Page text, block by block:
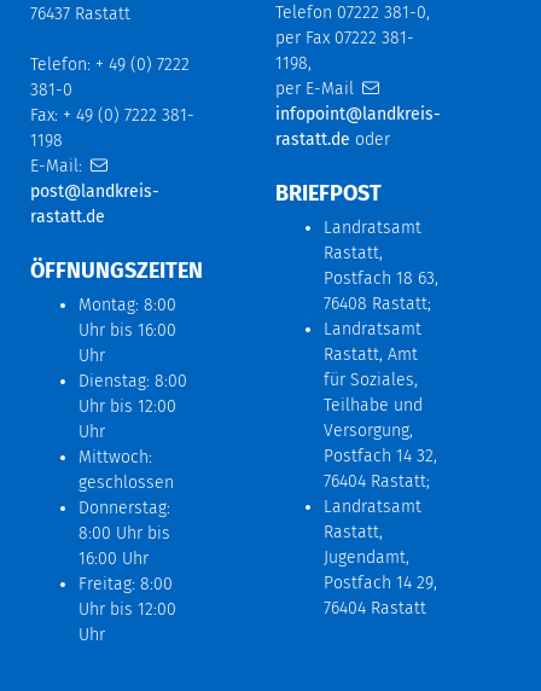
76437 Rastatt
Telefon: + 49 (0) 7222
381-0
Fax: + 49 (0) 7222 381-
1198
E-Mail:
post@landkreis-
rastatt.de
ÖFFNUNGSZEITEN
Montag: 8:00
Uhr bis 16:00
Uhr
Dienstag: 8:00
Uhr bis 12:00
Uhr
Mittwoch:
geschlossen
Donnerstag:
8:00 Uhr bis
16:00 Uhr
Freitag: 8:00
Uhr bis 12:00
Uhr
Telefon 07222 381-0,
per Fax 07222 381-
1198,
per E-Mail
infopoint@landkreis-
rastatt.de oder
BRIEFPOST
Landratsamt
Rastatt,
Postfach 18 63,
76408 Rastatt;
Landratsamt
Rastatt, Amt
für Soziales,
Teilhabe und
Versorgung,
Postfach 14 32,
76404 Rastatt;
Landratsamt
Rastatt,
Jugendamt,
Postfach 14 29,
76404 Rastatt